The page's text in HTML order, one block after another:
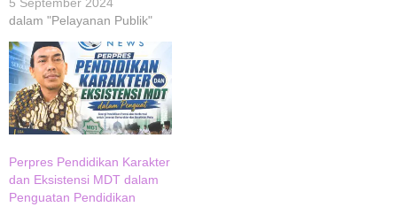
dalam "Pelayanan Publik"
Perpres Pendidikan Karakter
dan Eksistensi MDT dalam
Penguatan Pendidikan